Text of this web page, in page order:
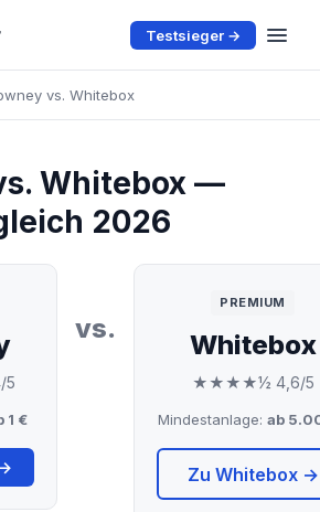
Testsieger →
vs. Whitebox
Whitebox —
2026
1 €
vs.
PREMIUM
Whitebox
★★★★½ 4,6/5
Mindestanlage: ab
Zu Whitebox →